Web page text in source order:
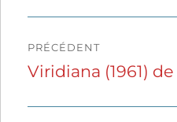
de
PRÉCÉDENT
Publication
Viridiana (1961)